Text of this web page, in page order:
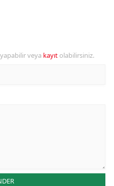
yapabilir veya kayıt olabilirsiniz.